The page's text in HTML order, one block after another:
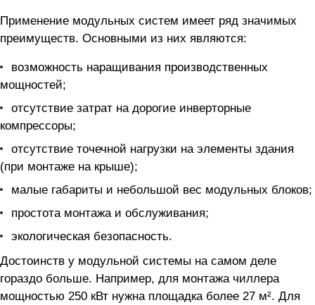
Применение модульных систем имеет ряд значимых
преимуществ. Основными из них являются:
возможность наращивания производственных
мощностей;
отсутствие затрат на дорогие инверторные
компрессоры;
отсутствие точечной нагрузки на элементы здания
(при монтаже на крыше);
малые габариты и небольшой вес модульных блоков;
простота монтажа и обслуживания;
экологическая безопасность.
Достоинств у модульной системы на самом деле
гораздо больше. Например, для монтажа чиллера
мощностью 250 кВт нужна площадка более 27 м². Для